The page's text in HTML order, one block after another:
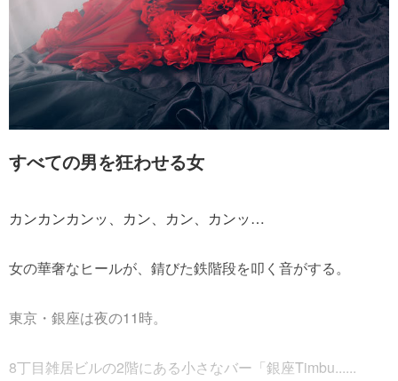
すべての男を狂わせる女
カンカンカンッ、カン、カン、カンッ…
女の華奢なヒールが、錆びた鉄階段を叩く音がする。
東京・銀座は夜の11時。
8丁目雑居ビルの2階にある小さなバー「銀座Timbu......